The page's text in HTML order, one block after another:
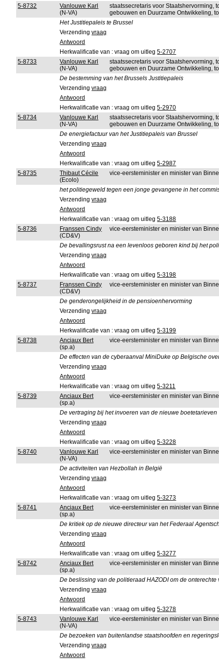
5-8732
Vanlouwe Karl
(N-VA)
staatssecretaris voor Staatshervorming,
gebouwen en Duurzame Ontwikkeling,
Het Justitiepaleis te Brussel
Verzendingvraag
Antwoord
Herkwalificatie van : vraag om uitleg5-2707
5-8733
Vanlouwe Karl
(N-VA)
staatssecretaris voor Staatshervorming,
gebouwen en Duurzame Ontwikkeling,
De bestemming van het Brussels Justitiepaleis
Verzendingvraag
Antwoord
Herkwalificatie van : vraag om uitleg5-2970
5-8734
Vanlouwe Karl
(N-VA)
staatssecretaris voor Staatshervorming,
gebouwen en Duurzame Ontwikkeling,
De energiefactuur van het Justitiepaleis van Brussel
Verzendingvraag
Antwoord
Herkwalificatie van : vraag om uitleg5-2987
5-8735
Thibaut Cécile
(Ecolo)
vice-eersteminister en minister van
het politiegeweld tegen een jonge gevangene in het
Verzendingvraag
Antwoord
Herkwalificatie van : vraag om uitleg5-3188
5-8736
Franssen Cindy
(CD&V)
vice-eersteminister en minister van
De bevallingsrust na een levenloos geboren kind bij het
Verzendingvraag
Antwoord
Herkwalificatie van : vraag om uitleg5-3198
5-8737
Franssen Cindy
(CD&V)
vice-eersteminister en minister van
De genderongelijkheid in de pensioenhervorming
Verzendingvraag
Antwoord
Herkwalificatie van : vraag om uitleg5-3199
5-8738
Anciaux Bert
(sp.a)
vice-eersteminister en minister van
De effecten van de cyberaanval MiniDuke op Belgische
Verzendingvraag
Antwoord
Herkwalificatie van : vraag om uitleg5-3211
5-8739
Anciaux Bert
(sp.a)
vice-eersteminister en minister van
De vertraging bij het invoeren van de nieuwe boetetarieven
Verzendingvraag
Antwoord
Herkwalificatie van : vraag om uitleg5-3228
5-8740
Vanlouwe Karl
(N-VA)
vice-eersteminister en minister van
De activiteiten van Hezbollah in België
Verzendingvraag
Antwoord
Herkwalificatie van : vraag om uitleg5-3273
5-8741
Anciaux Bert
(sp.a)
vice-eersteminister en minister van
De kritiek op de nieuwe directeur van het Federaal
Verzendingvraag
Antwoord
Herkwalificatie van : vraag om uitleg5-3277
5-8742
Anciaux Bert
(sp.a)
vice-eersteminister en minister van
De beslissing van de politieraad HAZODI om de
Verzendingvraag
Antwoord
Herkwalificatie van : vraag om uitleg5-3278
5-8743
Vanlouwe Karl
(N-VA)
vice-eersteminister en minister van
De bezoeken van buitenlandse staatshoofden en
Verzendingvraag
Antwoord